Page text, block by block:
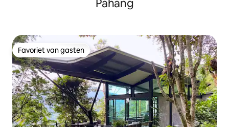
Pahang
Favoriet van gasten
Favoriet van gasten